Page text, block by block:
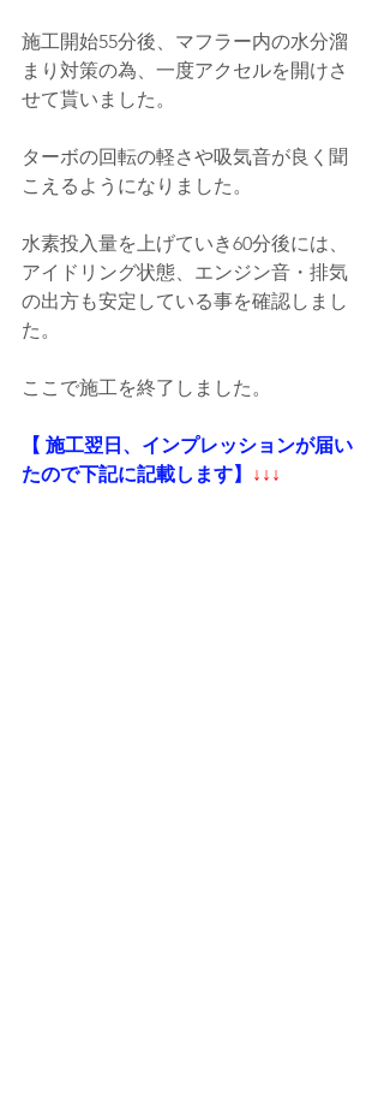
施工開始55分後、マフラー内の水分溜
まり対策の為、一度アクセルを開けさ
せて貰いました。
ターボの回転の軽さや吸気音が良く聞
こえるようになりました。
水素投入量を上げていき60分後には、
アイドリング状態、エンジン音・排気
の出方も安定している事を確認しまし
た。
ここで施工を終了しました。
【 施工翌日、インプレッションが届い
たので下記に記載します】
↓↓↓